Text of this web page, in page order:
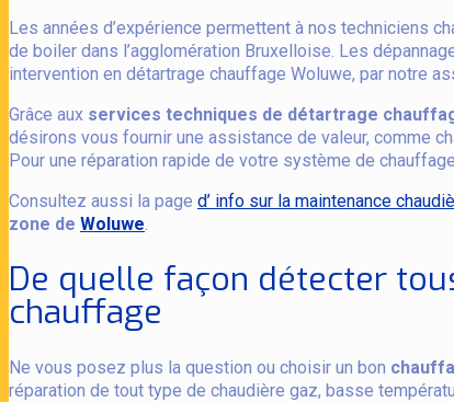
Les années d’expérience permettent à nos techniciens
de boiler dans l’agglomération Bruxelloise. Les
intervention en détartrage chauffage Woluwe, par notre
Grâce aux services techniques de détartrage
désirons vous fournir une assistance de valeur, comme
Pour une réparation rapide de votre système de
Consultez aussi la page d’ info sur la maintenance
zone de Woluwe.
De quelle façon détecter
chauffage
Ne vous posez plus la question ou choisir un bon
réparation de tout type de chaudière gaz, basse